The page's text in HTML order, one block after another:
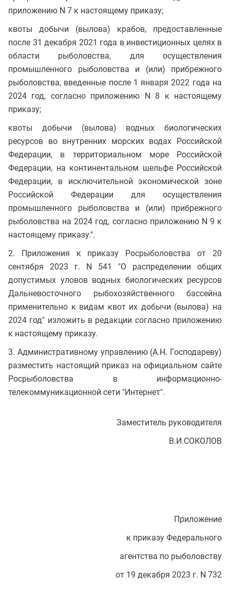
приложению N 7 к настоящему приказу;
квоты добычи (вылова) крабов, предоставленные
после 31 декабря 2021 года в инвестиционных целях в
области рыболовства, для осуществления
промышленного рыболовства и (или) прибрежного
рыболовства, введенные после 1 января 2022 года на
2024 год, согласно приложению N 8 к настоящему
приказу;
квоты добычи (вылова) водных биологических
ресурсов во внутренних морских водах Российской
Федерации, в территориальном море Российской
Федерации, на континентальном шельфе Российской
Федерации, в исключительной экономической зоне
Российской Федерации для осуществления
промышленного рыболовства и (или) прибрежного
рыболовства на 2024 год, согласно приложению N 9 к
настоящему приказу.".
2. Приложения к приказу Росрыболовства от 20
сентября 2023 г. N 541 "О распределении общих
допустимых уловов водных биологических ресурсов
Дальневосточного рыбохозяйственного бассейна
применительно к видам квот их добычи (вылова) на
2024 год" изложить в редакции согласно приложению
к настоящему приказу.
3. Административному управлению (А.Н. Господареву)
разместить настоящий приказ на официальном сайте
Росрыболовства в информационно-
телекоммуникационной сети "Интернет".
Заместитель руководителя
В.И.СОКОЛОВ
Приложение
к приказу Федерального
агентства по рыболовству
от 19 декабря 2023 г. N 732